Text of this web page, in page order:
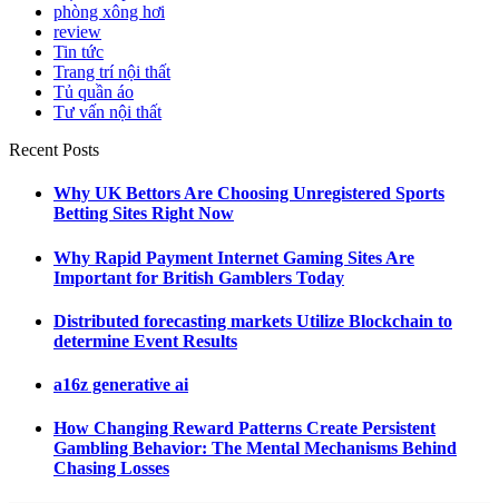
phòng xông hơi
review
Tin tức
Trang trí nội thất
Tủ quần áo
Tư vấn nội thất
Recent Posts
Why UK Bettors Are Choosing Unregistered Sports
Betting Sites Right Now
Why Rapid Payment Internet Gaming Sites Are
Important for British Gamblers Today
Distributed forecasting markets Utilize Blockchain to
determine Event Results
a16z generative ai
How Changing Reward Patterns Create Persistent
Gambling Behavior: The Mental Mechanisms Behind
Chasing Losses